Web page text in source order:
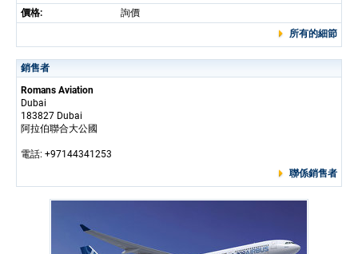
價格:
詢價
所有的細節
銷售者
Romans Aviation
Dubai
183827 Dubai
阿拉伯聯合大公國
電話: +97144341253
聯係銷售者